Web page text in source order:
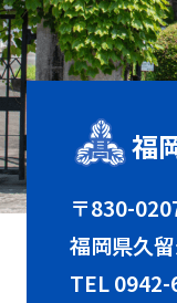
福
〒830-
福岡県久
TEL0942-